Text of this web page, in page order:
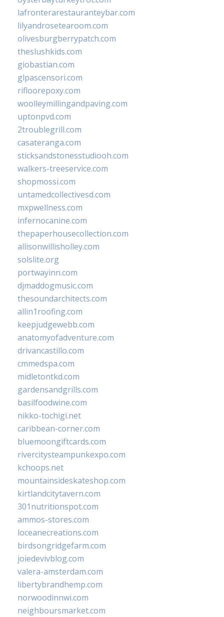
lafronterarestauranteybar.com
lilyandrosetearoom.com
olivesburgberrypatch.com
theslushkids.com
giobastian.com
glpascensori.com
rifloorepoxy.com
woolleymillingandpaving.com
uptonpvd.com
2troublegrill.com
casateranga.com
sticksandstonesstudiooh.com
walkers-treeservice.com
shopmossi.com
untamedcollectivesd.com
mxpwellness.com
infernocanine.com
thepaperhousecollection.com
allisonwillisholley.com
solslite.org
portwayinn.com
djmaddogmusic.com
thesoundarchitects.com
allin1roofing.com
keepjudgewebb.com
anatomyofadventure.com
drivancastillo.com
cmmedspa.com
midletontkd.com
gardensandgrills.com
basilfoodwine.com
nikko-tochigi.net
caribbean-corner.com
bluemoongiftcards.com
rivercitysteampunkexpo.com
kchoops.net
mountainsideskateshop.com
kirtlandcitytavern.com
301nutritionspot.com
ammos-stores.com
loceanecreations.com
birdsongridgefarm.com
joiedevivblog.com
valera-amsterdam.com
libertybrandhemp.com
norwoodinnwi.com
neighboursmarket.com